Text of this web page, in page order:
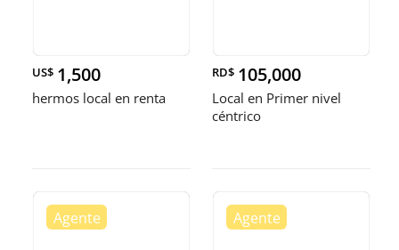
US$ 1,500
hermos local en renta
RD$ 105,000
Local en Primer nivel
céntrico